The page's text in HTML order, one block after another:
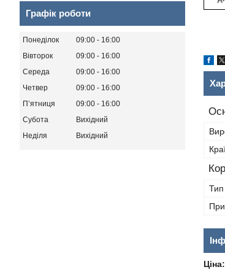
Ціна:
Графік роботи
Понеділок 09:00
16:00
Вівторок
09:00
16:00
Середа
09:00
16:00
Четвер
09:00
16:00
Пʼятниця
09:00
16:00
Субота
Вихідний
Неділя
Вихідний